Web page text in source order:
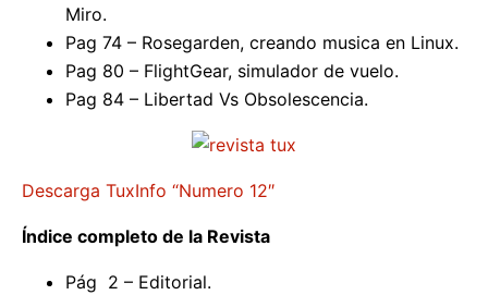
Miro.
Pag 74 – Rosegarden, creando musica en Linux.
Pag 80 – FlightGear, simulador de vuelo.
Pag 84 – Libertad Vs Obsolescencia.
Descarga TuxInfo “Numero 12″
Índice completo de la Revista
Pág 2 – Editorial.